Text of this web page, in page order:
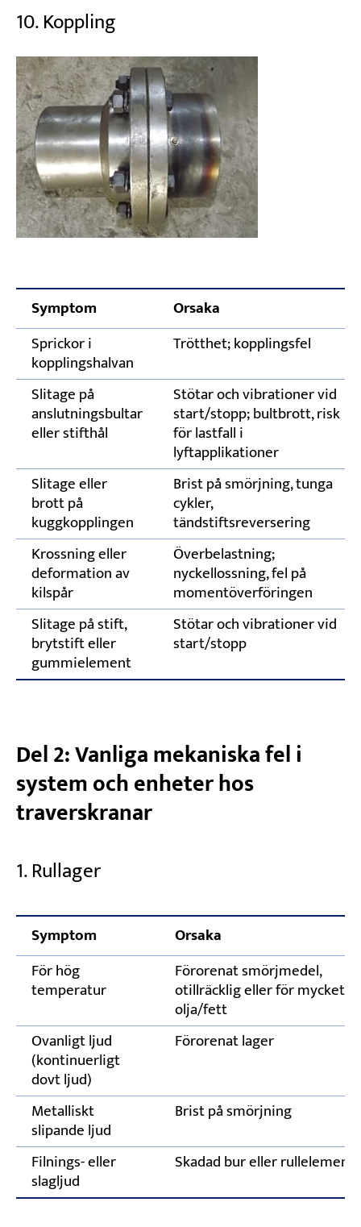
10. Koppling
Symptom
Orsaka
Sprickor i
kopplingshalvan
Trötthet; kopplingsfel
Slitage på
anslutningsbultar
eller stifthål
Stötar och vibrationer vid
start/stopp; bultbrott, risk
för lastfall i
lyftapplikationer
Slitage eller
brott på
kuggkopplingen
Brist på smörjning, tunga
cykler,
tändstiftsreversering
Krossning eller
deformation av
kilspår
Överbelastning;
nyckellossning, fel på
momentöverföringen
Slitage på stift,
brytstift eller
gummielement
Stötar och vibrationer vid
start/stopp
Del 2: Vanliga mekaniska fel i
system och enheter hos
traverskranar
1. Rullager
Symptom
Orsaka
För hög
temperatur
Förorenat smörjmedel,
otillräcklig eller för mycket
olja/fett
Ovanligt ljud
(kontinuerligt
dovt ljud)
Förorenat lager
Metalliskt
slipande ljud
Brist på smörjning
Filnings- eller
slagljud
Skadad bur eller rullelement